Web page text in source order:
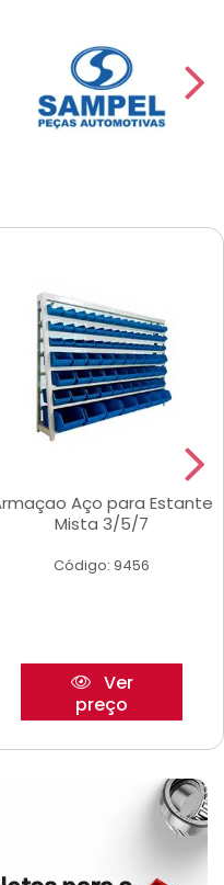
Aço para Estante
Mista 3/5/7
Código: 9456
Ver
preço